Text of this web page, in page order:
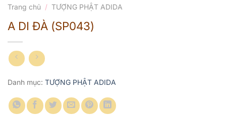
Trang chủ / TƯỢNG PHẬT ADIDA
A DI ĐÀ (SP043)
Danh mục: TƯỢNG PHẬT ADIDA